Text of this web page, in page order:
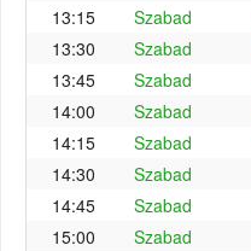
13:15
Szabad
13:30
Szabad
13:45
Szabad
14:00
Szabad
14:15
Szabad
14:30
Szabad
14:45
Szabad
15:00
Szabad